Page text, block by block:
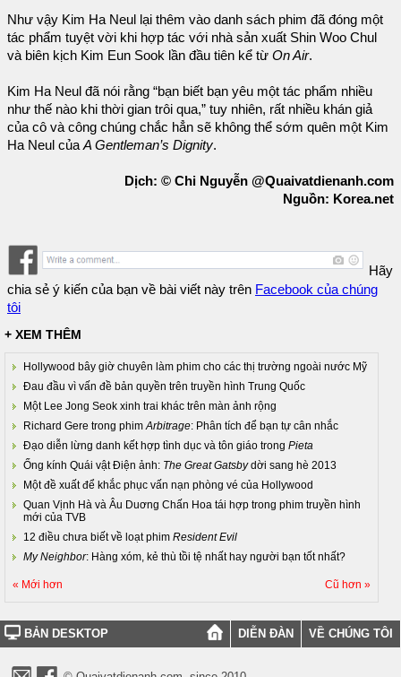
Như vậy Kim Ha Neul lại thêm vào danh sách phim đã đóng một
tác phẩm tuyệt vời khi hợp tác với nhà sản xuất Shin Woo Chul
và biên kịch Kim Eun Sook lần đầu tiên kể từ On Air.
Kim Ha Neul đã nói rằng “bạn biết bạn yêu một tác phẩm nhiều
như thế nào khi thời gian trôi qua,” tuy nhiên, rất nhiều khán giả
của cô và công chúng chắc hẳn sẽ không thể sớm quên một Kim
Ha Neul củaA Gentleman’s Dignity.
Dịch: © Chi Nguyễn @Quaivatdienanh.com
Nguồn: Korea.net
Hãy
chia sẻ ý kiến của bạn về bài viết này trên Facebook của chúng
tôi
+ XEM THÊM
Hollywood bây giờ chuyên làm phim cho các thị trường ngoài nước Mỹ
Đau đầu vì vấn đề bản quyền trên truyền hình Trung Quốc
Một Lee Jong Seok xinh trai khác trên màn ảnh rộng
Richard Gere trong phim Arbitrage: Phân tích để bạn tự cân nhắc
Đạo diễn lừng danh kết hợp tình dục và tôn giáo trong Pieta
Ống kính Quái vật Điện ảnh: The Great Gatsbydời sang hè 2013
Một đề xuất để khắc phục vấn nạn phòng vé của Hollywood
Quan Vịnh Hà và Âu Duơng Chấn Hoa tái hợp trong phim truyền hình
mới của TVB
12 điều chưa biết về loạt phim Resident Evil
My Neighbor: Hàng xóm, kẻ thù tồi tệ nhất hay người bạn tốt nhất?
« Mới hơn Cũ hơn »
BẢN DESKTOP DIỄN ĐÀN VỀ CHÚNG TÔI